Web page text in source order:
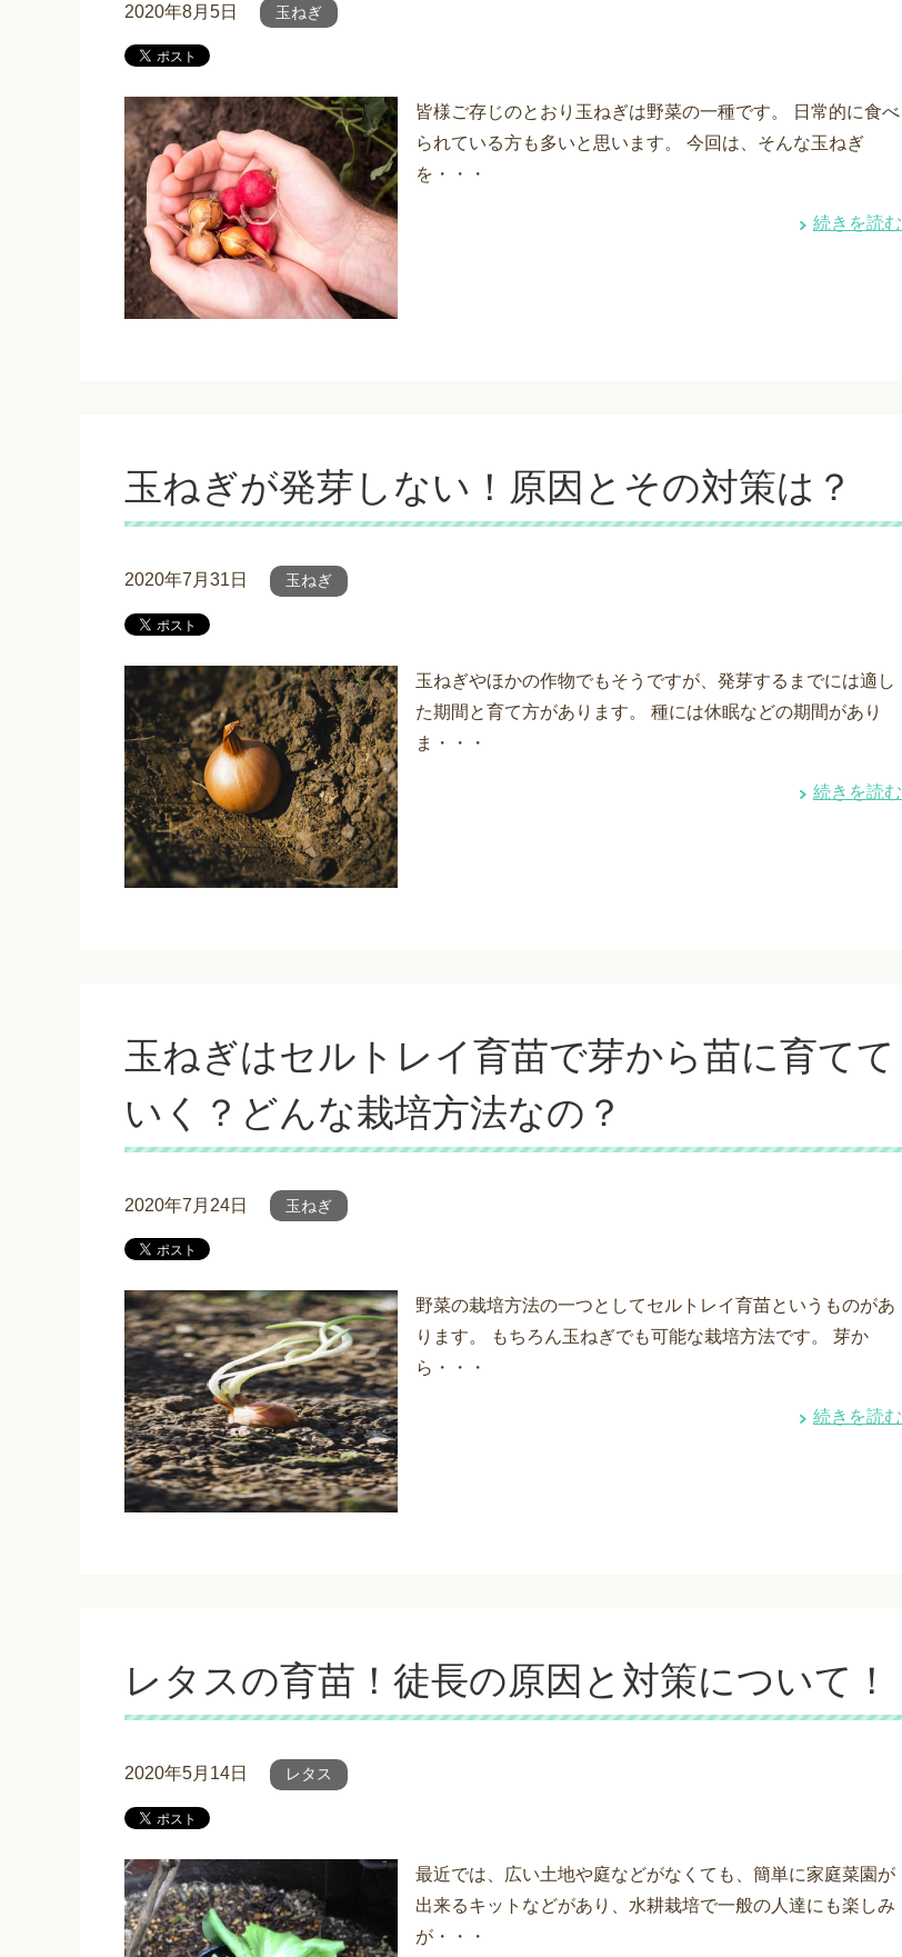
2020年8月5日 玉ねぎ
皆様ご存じのとおり玉ねぎは野菜の一種です。 日常的に食べ
られている方も多いと思います。 今回は、そんな玉ねぎ
を・・・
続きを読む
玉ねぎが発芽しない！原因とその対策は？
2020年7月31日 玉ねぎ
玉ねぎやほかの作物でもそうですが、発芽するまでには適し
た期間と育て方があります。 種には休眠などの期間があり
ま・・・
続きを読む
玉ねぎはセルトレイ育苗で芽から苗に育てて
いく？どんな栽培方法なの？
2020年7月24日 玉ねぎ
野菜の栽培方法の一つとしてセルトレイ育苗というものがあ
ります。 もちろん玉ねぎでも可能な栽培方法です。 芽か
ら・・・
続きを読む
レタスの育苗！徒長の原因と対策について！
2020年5月14日 レタス
最近では、広い土地や庭などがなくても、簡単に家庭菜園が
出来るキットなどがあり、水耕栽培で一般の人達にも楽しみ
が・・・